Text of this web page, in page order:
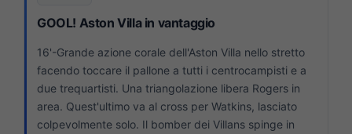
GOOL! Aston Villa in vantaggio
16'-Grande azione corale dell'Aston Villa nello stretto
facendo toccare il pallone a tutti i centrocampisti e a
due trequartisti. Una triangolazione libera Rogers in
area. Quest'ultimo va al cross per Watkins, lasciato
colpevolmente solo. Il bomber dei Villans spinge in